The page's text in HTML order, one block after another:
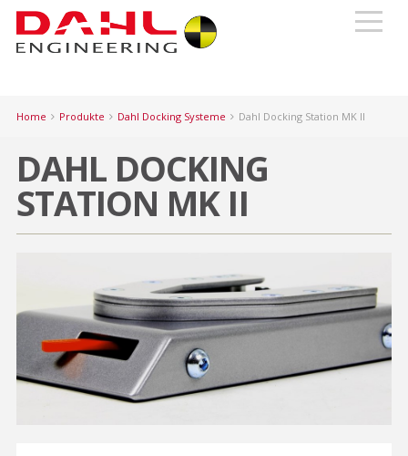
Home Produkte Dahl Docking Systeme Dahl Docking Station MK II
DAHL DOCKING
STATION MK II